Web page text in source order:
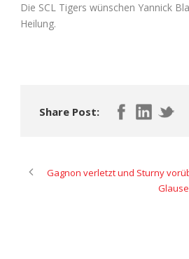
Die SCL Tigers wünschen Yannick
Heilung.
Share Post:
Gagnon verletzt und Sturny